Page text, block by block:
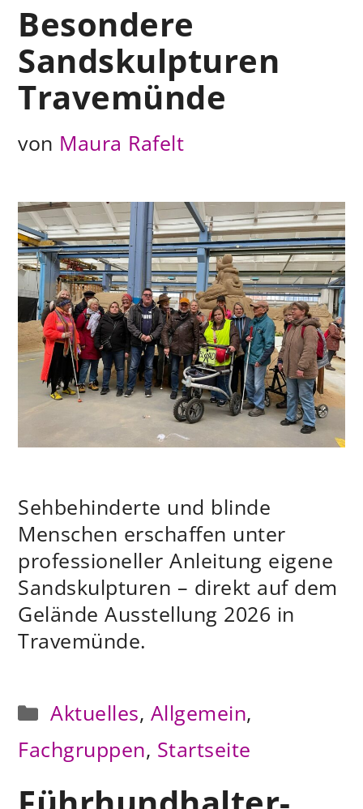
Besondere
Sandskulpturen
Travemünde
von Maura Rafelt
Sehbehinderte und blinde
Menschen erschaffen unter
professioneller Anleitung eigene
Sandskulpturen – direkt auf dem
Gelände Ausstellung 2026 in
Travemünde.
Kategorien
Aktuelles, Allgemein,
Fachgruppen, Startseite